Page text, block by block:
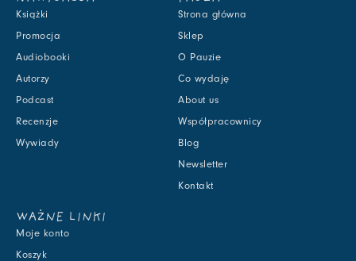
Książki
Promocja
Audiobooki
Autorzy
Podcast
Recenzje
Wywiady
Strona główna
Sklep
O Pauzie
Co wydaję
About us
Współpracownicy
Blog
Newsletter
Kontakt
WAŻNE LINKI
Moje konto
Koszyk